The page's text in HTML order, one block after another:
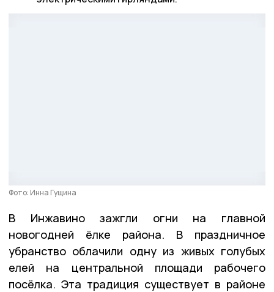
Фото: Инна Гущина
В Инжавино зажгли огни на главной
новогодней ёлке района. В праздничное
убранство облачили одну из живых голубых
елей на центральной площади рабочего
посёлка. Эта традиция существует в районе